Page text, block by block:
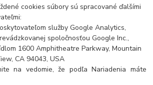
cookies súbory sú spracované ďalšími
služby Google Analytics,
spoločnosťou Google Inc.,
1600 Amphitheatre Parkway, Mountain
CA 94043, USA
na vedomie, že podľa Nariadenia máte